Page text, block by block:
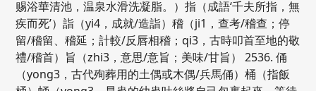
赐浴華清池，温泉水滑洗凝脂。）指（成語‘千夫所指，無
疾而死’）詣（yi4，成就/造詣）稽（ji1，查考/稽查；停
留/稽留、稽延；計較/反唇相稽；qi3，古時叩首至地的敬
禮/稽首）旨（zhi3，意思/意旨；美味/甘旨） 2536. 俑
（yong3，古代殉葬用的土偶或木偶/兵馬俑）桶（指飯